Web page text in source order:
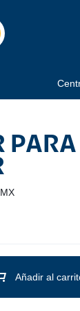
PARA
Añadir al